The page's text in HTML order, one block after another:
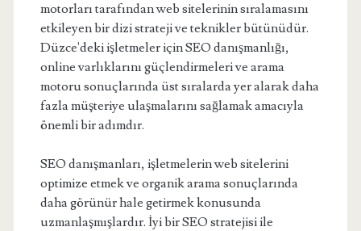
motorları tarafından web sitelerinin sıralamasını
etkileyen bir dizi strateji ve teknikler bütünüdür.
Düzce'deki işletmeler için SEO danışmanlığı,
online varlıklarını güçlendirmeleri ve arama
motoru sonuçlarında üst sıralarda yer alarak daha
fazla müşteriye ulaşmalarını sağlamak amacıyla
önemli bir adımdır.
SEO danışmanları, işletmelerin web sitelerini
optimize etmek ve organik arama sonuçlarında
daha görünür hale getirmek konusunda
uzmanlaşmışlardır. İyi bir SEO stratejisi ile